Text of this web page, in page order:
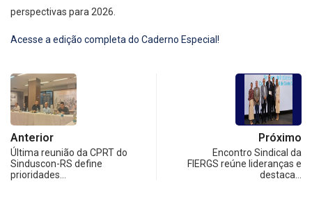
perspectivas para 2026.
Acesse a edição completa do Caderno Especial!
Anterior
Última reunião da CPRT do
Sinduscon-RS define
prioridades…
Próximo
Encontro Sindical da
FIERGS reúne lideranças e
destaca…